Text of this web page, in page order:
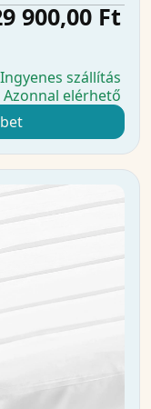
900,00 Ft
Ingyenes szállítás
Azonnal elérhető